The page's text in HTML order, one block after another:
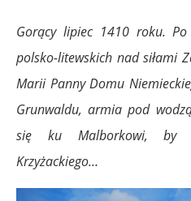
Gorący lipiec 1410 roku.
polsko-litewskich nad siłami
Marii Panny Domu
Grunwaldu, armia pod wodzą
się ku Malborkowi, by
Krzyżackiego…